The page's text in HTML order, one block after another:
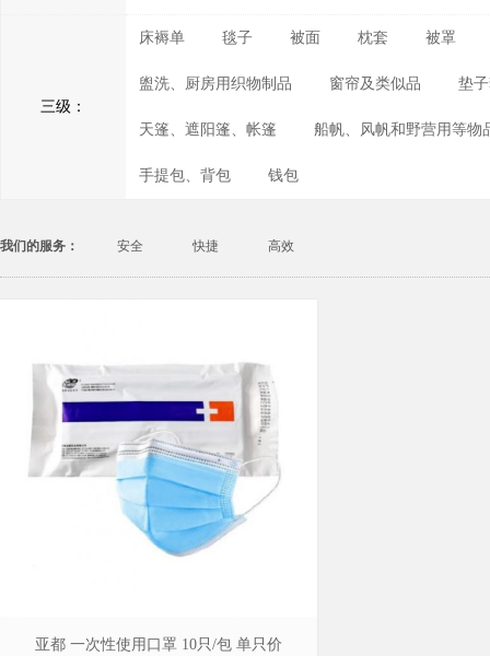
三级：
床褥单 毯子 被面 枕套 被罩
盥洗、厨房用织物制品 窗帘及类似品 垫
天篷、遮阳篷、帐篷 船帆、风帆和野营用等物
手提包、背包 钱包
我们的服务： 安全 快捷 高效
品牌：亚都/YADU，型号：一次性使用口罩
亚都 一次性使用口罩 10只/包 单只价